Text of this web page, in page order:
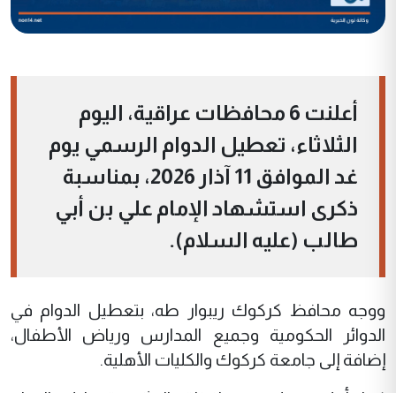
أعلنت 6 محافظات عراقية، اليوم
الثلاثاء، تعطيل الدوام الرسمي يوم
غد الموافق 11 آذار 2026، بمناسبة
ذكرى استشهاد الإمام علي بن أبي
طالب (عليه السلام).
ووجه محافظ كركوك ريبوار طه، بتعطيل الدوام في
الدوائر الحكومية وجميع المدارس ورياض الأطفال،
إضافة إلى جامعة كركوك والكليات الأهلية.